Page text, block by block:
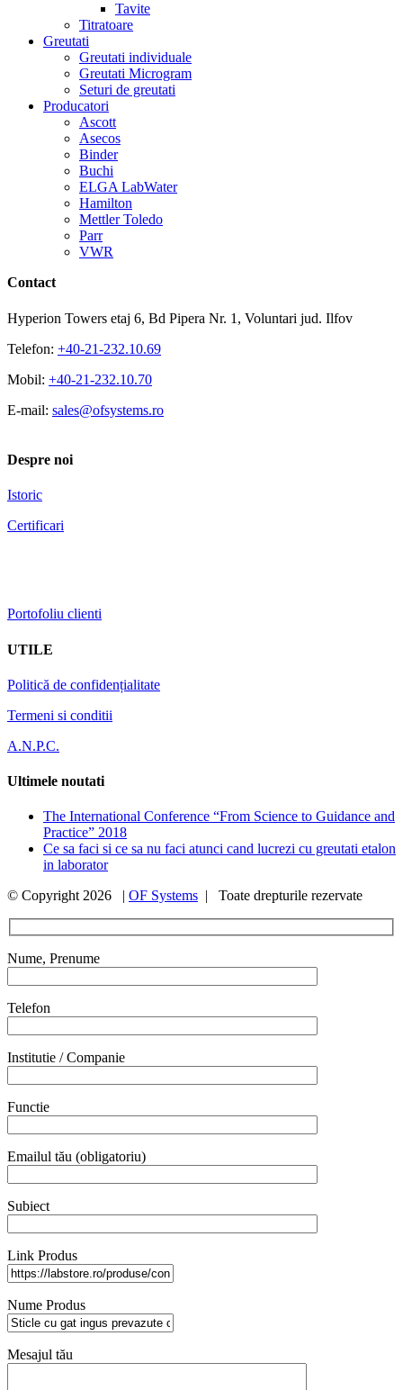
Tavite
Titratoare
Greutati
Greutati individuale
Greutati Microgram
Seturi de greutati
Producatori
Ascott
Asecos
Binder
Buchi
ELGA LabWater
Hamilton
Mettler Toledo
Parr
VWR
Contact
Hyperion Towers etaj 6, Bd Pipera Nr. 1, Voluntari jud. Ilfov
Telefon: +40-21-232.10.69
Mobil: +40-21-232.10.70
E-mail: sales@ofsystems.ro
Despre noi
Istoric
Certificari
Portofoliu clienti
UTILE
Politică de confidențialitate
Termeni si conditii
A.N.P.C.
Ultimele noutati
The International Conference “From Science to Guidance and
Practice” 2018
Ce sa faci si ce sa nu faci atunci cand lucrezi cu greutati etalon
in laborator
© Copyright 2026 | OF Systems | Toate drepturile rezervate
Nume, Prenume
Telefon
Institutie / Companie
Functie
Emailul tău (obligatoriu)
Subiect
Link Produs
Nume Produs
Mesajul tău